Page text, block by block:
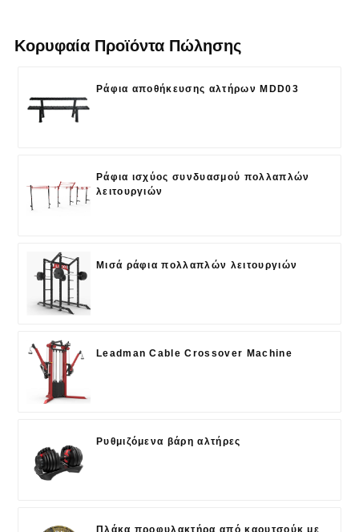
Κορυφαία Προϊόντα Πώλησης
Ράφια αποθήκευσης αλτήρων MDD03
Ράφια ισχύος συνδυασμού πολλαπλών
λειτουργιών
Μισά ράφια πολλαπλών λειτουργιών
Leadman Cable Crossover Machine
Ρυθμιζόμενα βάρη αλτήρες
Πλάκα προφυλακτήρα από καουτσούκ με